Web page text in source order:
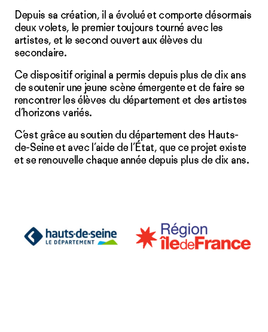
Depuis sa création, il a évolué et comporte désormais
deux volets, le premier toujours tourné avec les
artistes, et le second ouvert aux élèves du
secondaire.
Ce dispositif original a permis depuis plus de dix ans
de soutenir une jeune scène émergente et de faire se
rencontrer les élèves du département et des artistes
d’horizons variés.
C’est grâce au soutien du département des Hauts-
de-Seine et avec l’aide de l’État, que ce projet existe
et se renouvelle chaque année depuis plus de dix ans.